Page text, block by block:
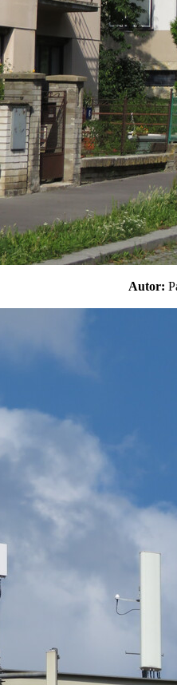
Autor: